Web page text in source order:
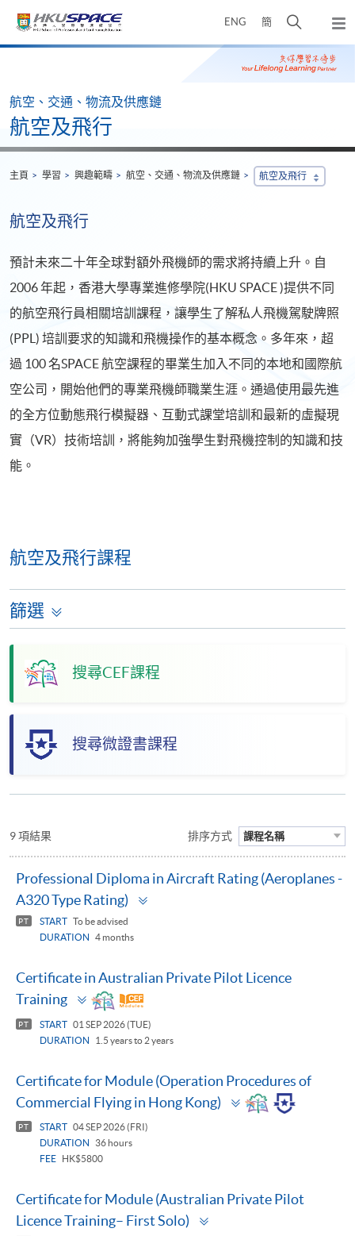
ENG 簡
開
搜
尋
彈
出
主
Main
航空、交通、物流及供應鏈
航空及飛行
主頁 學習 興趣範疇 航空、交通、物流及供應鏈 航空及飛行
航空及飛行
預計未來二十年全球對額外飛機師的需求將持續上升。自
2006 年起，香港大學專業進修學院(HKU SPACE )提供不同
的航空飛行員相關培訓課程，讓學生了解私人飛機駕駛牌照
(PPL) 培訓要求的知識和飛機操作的基本概念。多年來，超
過 100 名SPACE 航空課程的畢業生加入不同的本地和國際航
空公司，開始他們的專業飛機師職業生涯。通過使用最先進
的全方位動態飛行模擬器、互動式課堂培訓和最新的虛擬現
實（VR）技術培訓，將能夠加強學生對飛機控制的知識和技
能。
航空及飛行課程
篩選
搜尋CEF課程
搜尋微證書課程
9 項結果 排序方式 課程名稱
Professional Diploma in Aircraft Rating (Aeroplanes -
A320 Type Rating)
PT START To be advised
DURATION
4 months
Certificate in Australian Private Pilot Licence
Training
Toggle
panel
PT START 01 SEP 2026 (TUE)
DURATION
1.5 years to 2 years
Certificate for Module (Operation Procedures of
Commercial Flying in Hong Kong)
Toggle
panel
PT START 04 SEP 2026 (FRI)
DURATION
36 hours
FEE
HK$5800
Certificate for Module (Australian Private Pilot
Licence Training– First Solo)